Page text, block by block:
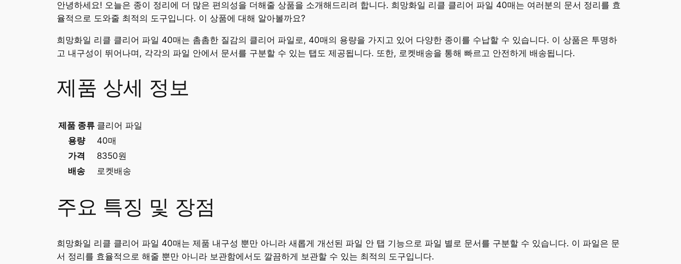
안녕하세요! 오늘은 종이 정리에 더 많은 편의성을 더해줄 상품을 소개해드리려 합니다. 희망화일 리클 클리어 파일 40매는 여러분의 문서 정리를 효
율적으로 도와줄 최적의 도구입니다. 이 상품에 대해 알아볼까요?
희망화일 리클 클리어 파일 40매는 촘촘한 질감의 클리어 파일로, 40매의 용량을 가지고 있어 다양한 종이를 수납할 수 있습니다. 이 상품은 투명하
고 내구성이 뛰어나며, 각각의 파일 안에서 문서를 구분할 수 있는 탭도 제공됩니다. 또한, 로켓배송을 통해 빠르고 안전하게 배송됩니다.
제품 상세 정보
제품 종류 클리어 파일
용량
40매
가격
8350원
배송
로켓배송
주요 특징 및 장점
희망화일 리클 클리어 파일 40매는 제품 내구성 뿐만 아니라 새롭게 개선된 파일 안 탭 기능으로 파일 별로 문서를 구분할 수 있습니다. 이 파일은 문
서 정리를 효율적으로 해줄 뿐만 아니라 보관함에서도 깔끔하게 보관할 수 있는 최적의 도구입니다.